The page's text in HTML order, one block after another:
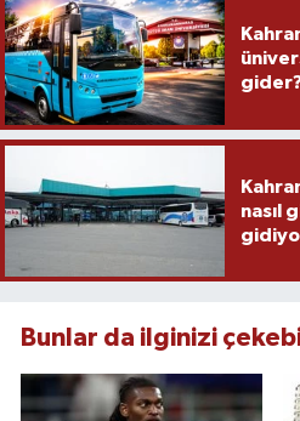
nasıl
Bunlar da ilginizi